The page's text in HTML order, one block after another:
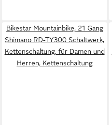
Bikestar Mountainbike, 21 Gang
Shimano RD-TY300 Schaltwerk,
Kettenschaltung, für Damen und
Herren, Kettenschaltung